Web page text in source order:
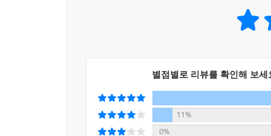
별점별로 리뷰를 확인해 보세
11%
0%